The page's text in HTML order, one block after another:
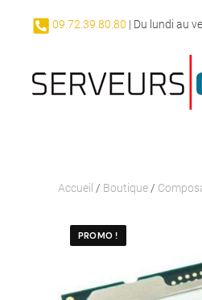
09.72.39.80.80 | Du lundi au
Accueil / Boutique /
PROMO !